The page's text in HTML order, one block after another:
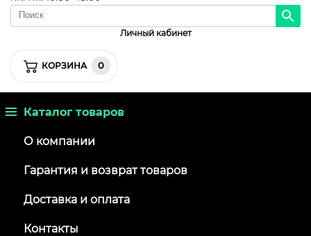
Личный кабинет
КОРЗИНА 0
Каталог товаров
О компании
Гарантия и возврат товаров
Доставка и оплата
Контакты